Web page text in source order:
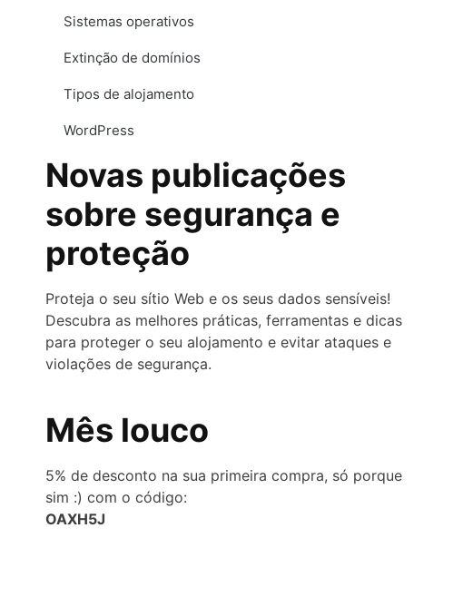
Sistemas operativos
Extinção de domínios
Tipos de alojamento
WordPress
Novas publicações
sobre segurança e
proteção
Proteja o seu sítio Web e os seus dados sensíveis!
Descubra as melhores práticas, ferramentas e dicas
para proteger o seu alojamento e evitar ataques e
violações de segurança.
Mês louco
5% de desconto na sua primeira compra, só porque
sim :) com o código:
OAXH5J